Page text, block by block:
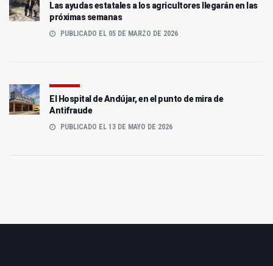
Las ayudas estatales a los agricultores llegarán en las
próximas semanas
PUBLICADO EL 05 DE MARZO DE 2026
El Hospital de Andújar, en el punto de mira de
Antifraude
PUBLICADO EL 13 DE MAYO DE 2026